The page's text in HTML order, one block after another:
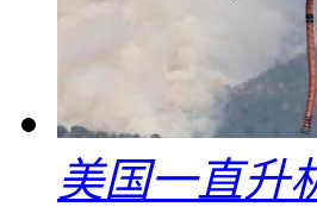
美国一直升